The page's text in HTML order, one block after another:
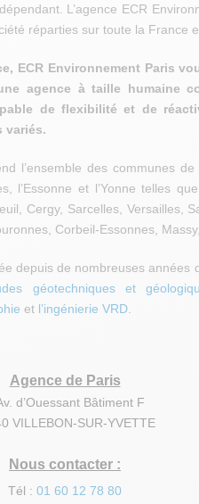
L’agence ECR
réparties sur toute la France
ECR Environnement Paris
agence à taille humaine
de flexibilité et de
variés.
l’ensemble des communes de
l’Essonne et l’Yonne telles
Cergy, Sarcelles, Versailles,
Corbeil-Essonnes,
depuis de nombreuses années
géotechniques et
et l’ingénierie VRD.
Agence de Paris
d’Ouessant Bâtiment F
VILLEBON-SUR-YVETTE
Nous contacter :
Tél : 01 60 12 78 80